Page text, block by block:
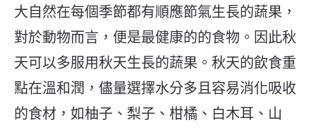
大自然在每個季節都有順應節氣生長的蔬果，
對於動物而言，便是最健康的的食物。因此秋
天可以多服用秋天生長的蔬果。秋天的飲食重
點在溫和潤，儘量選擇水分多且容易消化吸收
的食材，如柚子、梨子、柑橘、白木耳、山